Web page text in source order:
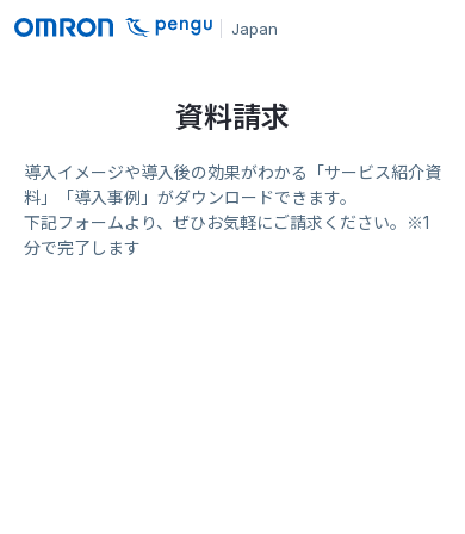
Japan
資料請求
導入イメージや導入後の効果がわかる「サービス紹介資
料」「導入事例」がダウンロードできます。
下記フォームより、ぜひお気軽にご請求ください。※1
分で完了します